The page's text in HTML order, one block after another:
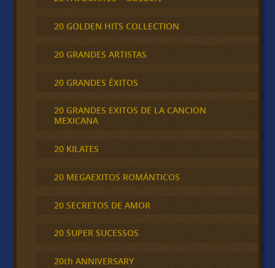
20 GOLDEN HITS COLLECTION
20 GRANDES ARTISTAS
20 GRANDES ÉXITOS
20 GRANDES EXITOS DE LA CANCION
MEXICANA
20 KILATES
20 MEGAEXITOS ROMÁNTICOS
20 SECRETOS DE AMOR
20 SUPER SUCESSOS
20th ANNIVERSARY